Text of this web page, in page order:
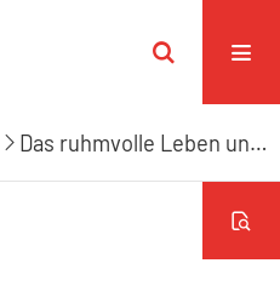
Das ruhmvolle Leben und christselige Absterben des weiland ..., Herrn Johannes Schöne, Beider Rechten wolgewürdigten Doctors, und fürnehmen Advocatens.